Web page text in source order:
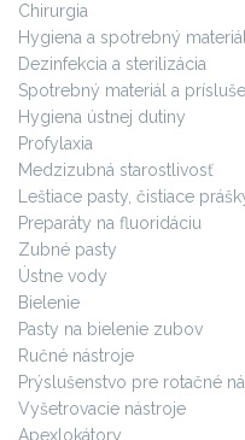
Chirurgia
Hygiena a spotrebný materiál
Dezinfekcia a sterilizácia
Spotrebný materiál a
Hygiena ústnej dutiny
Profylaxia
Medzizubná starostlivosť
Leštiace pasty, čistiace
Preparáty na fluoridáciu
Zubné pasty
Ústne vody
Bielenie
Pasty na bielenie zubov
Ručné nástroje
Prýslušenstvo pre rotačné
Vyšetrovacie nástroje
Apexlokátory